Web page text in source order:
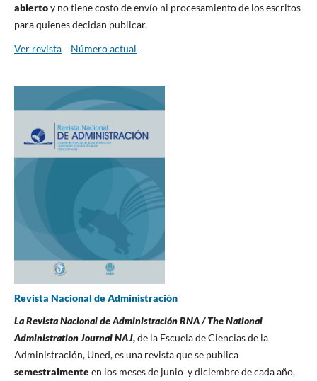
abiertoy no tiene costo de envío ni procesamiento de los escritos
para quienes decidan publicar.
Ver revista
Número actual
Revista Nacional de Administración
LaRevista Nacional de Administración RNA / The National
Administration Journal NAJ,de la Escuela de Ciencias de la
Administración, Uned, es una revista que se publica
semestralmenteen los meses de junio y diciembre de cada año,